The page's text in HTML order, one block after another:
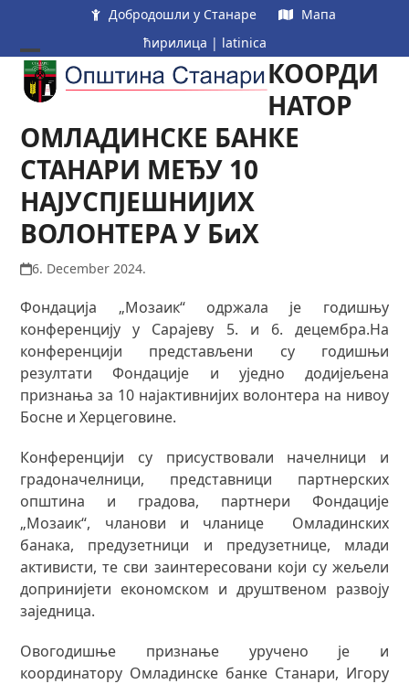
content
Добродошли у Станаре
Мапа
ћирилица | latinica
Open
mobile
menu
Close
mobile
menu
КООРДИ
НАТОР
ОМЛАДИНСКЕ БАНКЕ
СТАНАРИ МЕЂУ 10
НАЈУСПЈЕШНИЈИХ
ВОЛОНТЕРА У БиХ
6. December 2024.
Фондација „Мозаик“ одржала је годишњу
конференцију у Сарајеву 5. и 6. децембра.На
конференцији представљени су годишњи
резултати Фондације и уједно додијељена
признања за 10 најактивнијих волонтера на нивоу
Босне и Херцеговине.
Кoнференцији су присуствовали начелници и
градоначелници, представници партнерских
општина и градова, партнери Фондације
„Мозаик“, чланови и чланице Омладинских
банака, предузетници и предузетнице, млади
активисти, те сви заинтересовани који су жељели
допринијети економском и друштвеном развоју
заједница.
Овогодишње признање уручено је и
координатору Омладинске банке Станари, Игору